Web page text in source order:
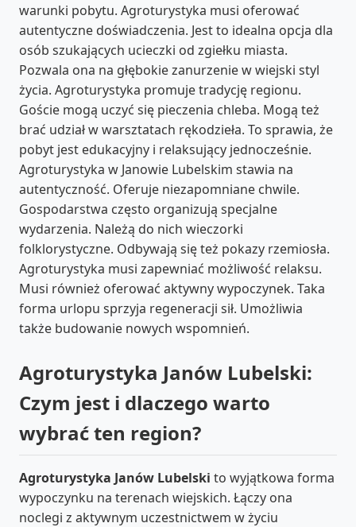
warunki pobytu. Agroturystyka musi oferować
autentyczne doświadczenia. Jest to idealna opcja dla
osób szukających ucieczki od zgiełku miasta.
Pozwala ona na głębokie zanurzenie w wiejski styl
życia. Agroturystyka promuje tradycję regionu.
Goście mogą uczyć się pieczenia chleba. Mogą też
brać udział w warsztatach rękodzieła. To sprawia, że
pobyt jest edukacyjny i relaksujący jednocześnie.
Agroturystyka w Janowie Lubelskim stawia na
autentyczność. Oferuje niezapomniane chwile.
Gospodarstwa często organizują specjalne
wydarzenia. Należą do nich wieczorki
folklorystyczne. Odbywają się też pokazy rzemiosła.
Agroturystyka musi zapewniać możliwość relaksu.
Musi również oferować aktywny wypoczynek. Taka
forma urlopu sprzyja regeneracji sił. Umożliwia
także budowanie nowych wspomnień.
Agroturystyka Janów Lubelski:
Czym jest i dlaczego warto
wybrać ten region?
Agroturystyka Janów Lubelski to wyjątkowa forma
wypoczynku na terenach wiejskich. Łączy ona
noclegi z aktywnym uczestnictwem w życiu